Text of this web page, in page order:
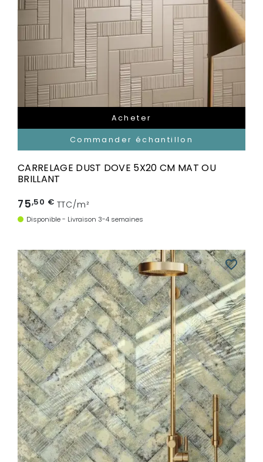
Acheter
Commander échantillon
CARRELAGE DUST DOVE 5X20 CM MAT OU
BRILLANT
75,50 € TTC/m²
Disponible - Livraison 3-4 semaines
favorite_border